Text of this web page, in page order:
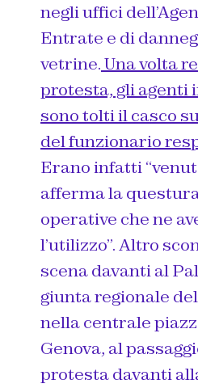
negli uffici
Entrate e di
vetrine.Una volta
protesta, gli agenti
sono tolti il casco
del funzionario
Erano infatti
afferma la
operative che ne
l’utilizzo”. Altro
scena davanti al
giunta regionale
nella centrale
Genova, al
protesta davanti